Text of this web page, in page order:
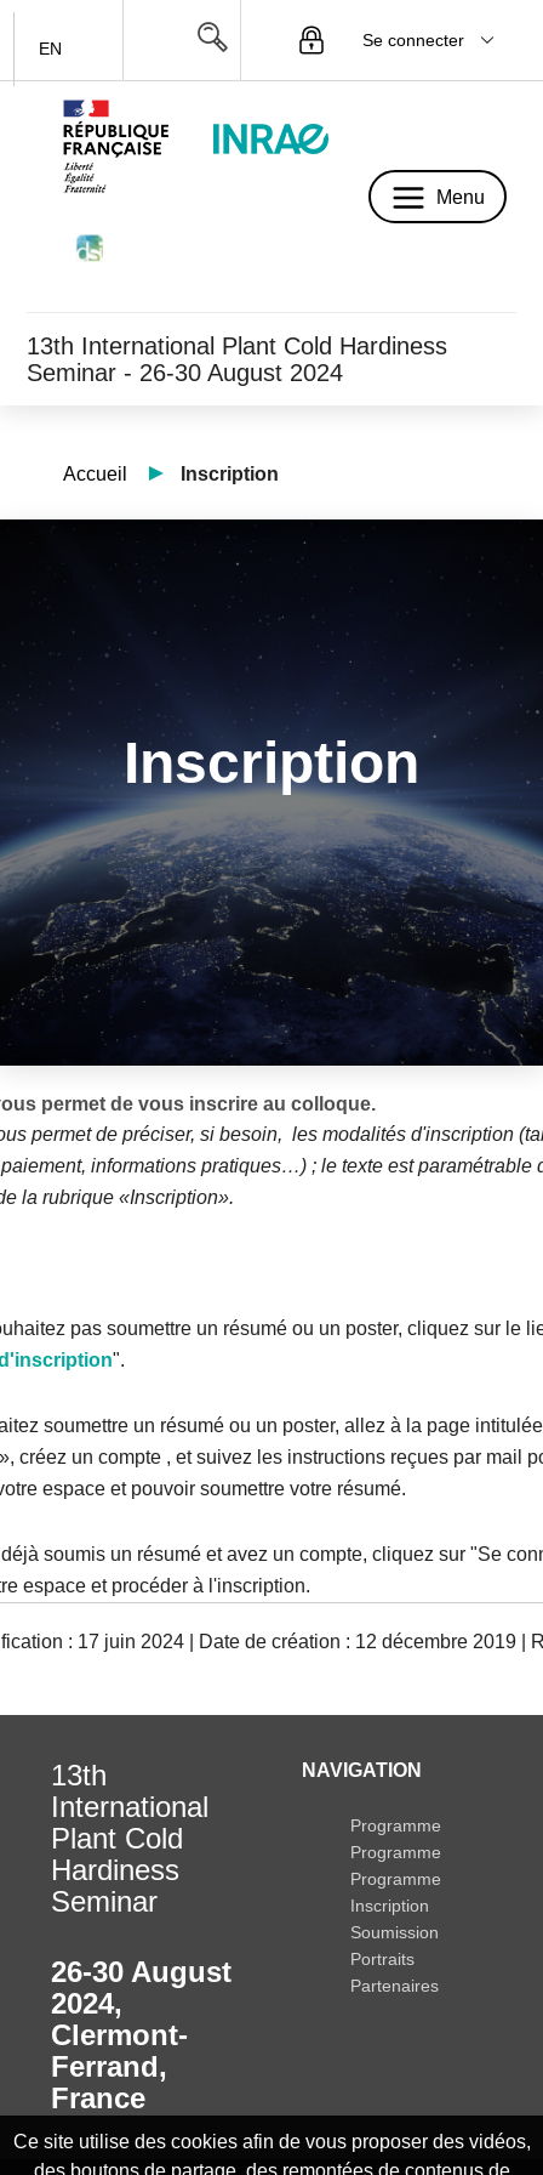
EN Se connecter
Menu
13th International Plant Cold Hardiness
Seminar - 26-30 August 2024
Accueil Inscription
Inscription
permet de vous inscrire au colloque.
permet de préciser, si besoin, les modalités d'inscription
informations pratiques…) ; le texte est paramétrable
la rubrique «Inscription».
pas soumettre un résumé ou un poster, cliquez sur le
".
soumettre un résumé ou un poster, allez à la page intitulée
créez un compte , et suivez les instructions reçues par mail
espace et pouvoir soumettre votre résumé.
soumis un résumé et avez un compte, cliquez sur "Se
espace et procéder à l'inscription.
: 17 juin 2024 | Date de création : 12 décembre 2019 |
Ce site utilise des cookies afin de vous proposer des vidéos,
des boutons de partage, des remontées de contenus de
13th
International
Plant Cold
Hardiness
Seminar
26-30 August
2024,
Clermont-
Ferrand,
France
NAVIGATION
Programme
Programme
Programme
Inscription
Soumission
Portraits
Partenaires